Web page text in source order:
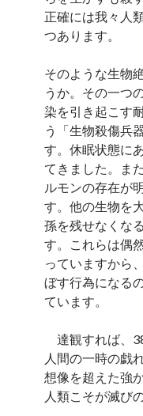
正確には我々人
つあります。
そのような生物
うか。その一つ
染を引き起こす
う「生物殺傷兵
す。休眠状態に
てきました。ま
ルモンの存在が
す。他の生物を
孫を残せなくな
す。これらは偶
っていますから
ぼす行為になる
ています。
達観すれば、
人間の一時の戯
想像を超えた強
人類こそが滅び